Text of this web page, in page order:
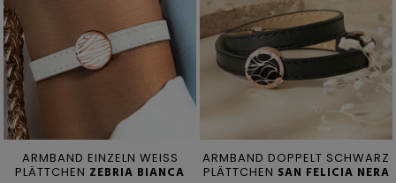
ARMBAND EINZELN WEISS
PLÄTTCHEN ZEBRIA BIANCA
ARMBAND DOPPELT SCHWARZ
PLÄTTCHEN SAN FELICIA NERA